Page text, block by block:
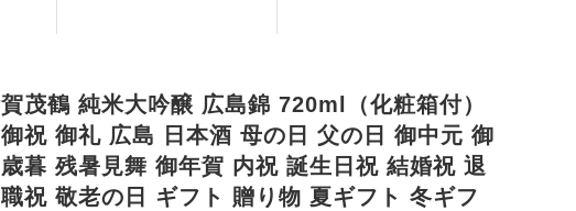
賀茂鶴 純米大吟醸 広島錦 720ml（化粧箱付）
御祝 御礼 広島 日本酒 母の日 父の日 御中元 御
歳暮 残暑見舞 御年賀 内祝 誕生日祝 結婚祝 退
職祝 敬老の日 ギフト 贈り物 夏ギフト 冬ギフ